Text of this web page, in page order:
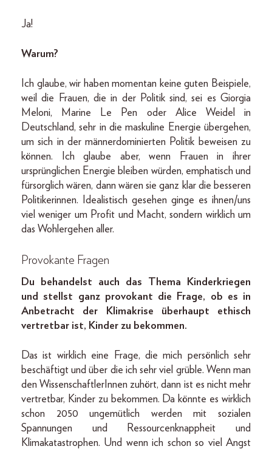
Ja!
Warum?
Ich glaube, wir haben momentan keine guten Beispiele,
weil die Frauen, die in der Politik sind, sei es Giorgia
Meloni, Marine Le Pen oder Alice Weidel in
Deutschland, sehr in die maskuline Energie übergehen,
um sich in der männerdominierten Politik beweisen zu
können. Ich glaube aber, wenn Frauen in ihrer
ursprünglichen Energie bleiben würden, emphatisch und
fürsorglich wären, dann wären sie ganz klar die besseren
Politikerinnen. Idealistisch gesehen ginge es ihnen/uns
viel weniger um Profit und Macht, sondern wirklich um
das Wohlergehen aller.
Provokante Fragen
Du behandelst auch das Thema Kinderkriegen
und stellst ganz provokant die Frage, ob es in
Anbetracht der Klimakrise überhaupt ethisch
vertretbar ist, Kinder zu bekommen.
Das ist wirklich eine Frage, die mich persönlich sehr
beschäftigt und über die ich sehr viel grüble. Wenn man
den WissenschaftlerInnen zuhört, dann ist es nicht mehr
vertretbar, Kinder zu bekommen. Da könnte es wirklich
schon 2050 ungemütlich werden mit sozialen
Spannungen und Ressourcenknappheit und
Klimakatastrophen. Und wenn ich schon so viel Angst